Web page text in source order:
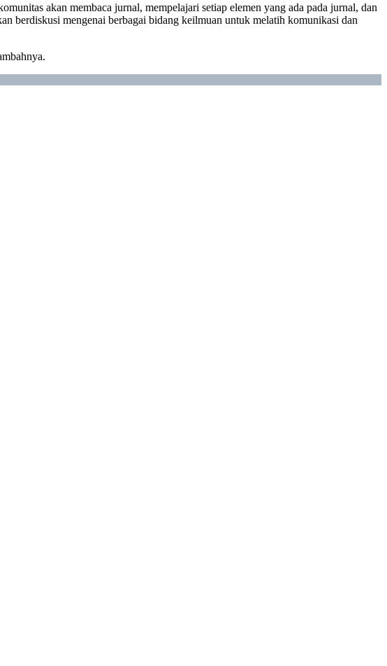
akan membaca jurnal, mempelajari setiap elemen yang ada pada jurnal, dan
berdiskusi mengenai berbagai bidang keilmuan untuk melatih komunikasi dan